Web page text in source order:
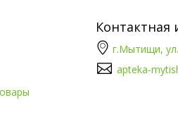
г.Мытищи,
apteka-